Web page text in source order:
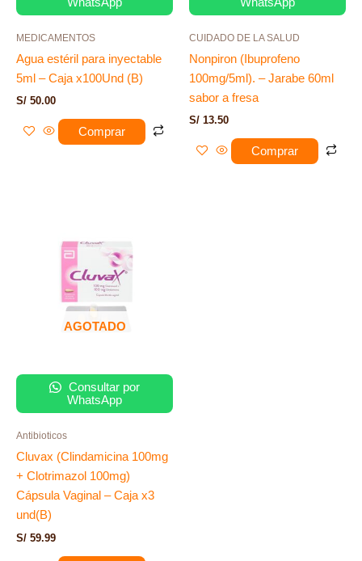
MEDICAMENTOS
Agua estéril para inyectable
5ml – Caja x100Und (B)
S/ 50.00
Comprar
CUIDADO DE LA SALUD
Nonpiron (Ibuprofeno
100mg/5ml). – Jarabe 60ml
sabor a fresa
S/ 13.50
Comprar
AGOTADO
Consultar por
WhatsApp
Antibioticos
Cluvax (Clindamicina 100mg
+ Clotrimazol 100mg)
Cápsula Vaginal – Caja x3
und(B)
S/ 59.99